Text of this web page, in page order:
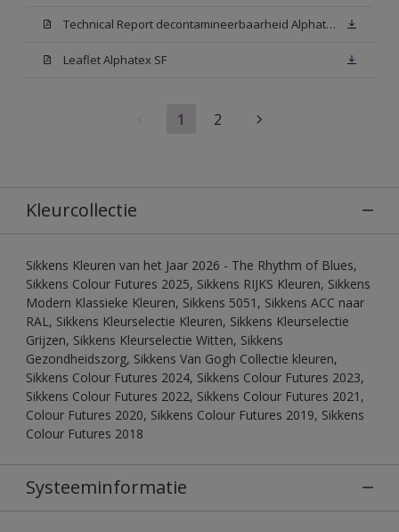
Technical Report decontamineerbaarheid Alphatex SF
Leaflet Alphatex SF
1 2
Kleurcollectie
Sikkens Kleuren van het Jaar 2026 - The Rhythm of Blues,
Sikkens Colour Futures 2025, Sikkens RIJKS Kleuren, Sikkens
Modern Klassieke Kleuren, Sikkens 5051, Sikkens ACC naar
RAL, Sikkens Kleurselectie Kleuren, Sikkens Kleurselectie
Grijzen, Sikkens Kleurselectie Witten, Sikkens
Gezondheidszorg, Sikkens Van Gogh Collectie kleuren,
Sikkens Colour Futures 2024, Sikkens Colour Futures 2023,
Sikkens Colour Futures 2022, Sikkens Colour Futures 2021,
Colour Futures 2020, Sikkens Colour Futures 2019, Sikkens
Colour Futures 2018
Systeeminformatie